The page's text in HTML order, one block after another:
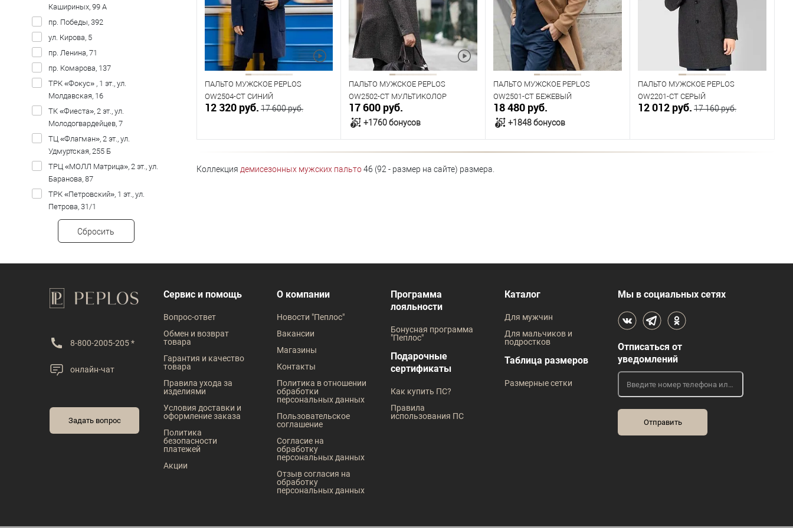
Кашириных, 99 А
пр. Победы, 392
ул. Кирова, 5
пр. Ленина, 71
пр. Комарова, 137
ТРК «Фокус» , 1 эт., ул.
Молдавская, 16
ТК «Фиеста», 2 эт., ул.
Молодогвардейцев, 7
ТЦ «Флагман», 2 эт., ул.
Удмуртская, 255 Б
ТРЦ «МОЛЛ Матрица», 2 эт., ул.
Баранова, 87
ТРК «Петровский», 1 эт., ул.
Петрова, 31/1
Сбросить
92
Рост
92
Рост
176
92
Рост
182
ПАЛЬТО МУЖСКОЕ PEPLOS
OW2504-CT СИНИЙ
12 320 руб. 17 600 руб.
ПАЛЬТО МУЖСКОЕ PEPLOS
OW2502-CT МУЛЬТИКОЛОР
17 600 руб.
+1760 бонусов
ПАЛЬТО МУЖСКОЕ PEPLOS
OW2501-CT БЕЖЕВЫЙ
18 480 руб.
+1848 бонусов
176
ПАЛЬТО МУЖСКОЕ PEPLOS
OW2201-CT СЕРЫЙ
12 012 руб. 17 160 руб.
Коллекция демисезонных мужских пальто46 (92 - размер на сайте) размера.
8-800-2005-205 *
онлайн-чат
Задать вопрос
Сервис и помощь
Вопрос-ответ
Обмен и возврат
товара
Гарантия и качество
товара
Правила ухода за
изделиями
Условия доставки и
оформление заказа
Политика
безопасности
платежей
Акции
О компании
Новости "Пеплос"
Вакансии
Магазины
Контакты
Политика в отношении
обработки
персональных данных
Пользовательское
соглашение
Согласие на
обработку
персональных данных
Отзыв согласия на
обработку
персональных данных
Программа
лояльности
Бонусная программа
"Пеплос"
Подарочные
сертификаты
Как купить ПС?
Правила
использования ПС
Каталог
Для мужчин
Для мальчиков и
подростков
Таблица размеров
Размерные сетки
Мы в социальных сетях
Отписаться от
уведомлений